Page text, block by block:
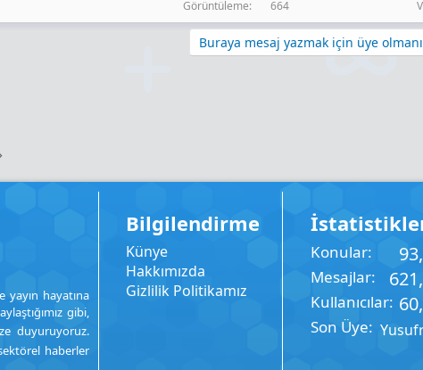
Görüntüleme 664
Buraya mesaj yazmak için üye
yayın hayatına
gibi,
duyuruyoruz.
haberler
Bilgilendirme
Künye
Hakkımızda
Gizlilik Politikamız
Konular
Mesajlar
Kullanıcılar
Son Üye